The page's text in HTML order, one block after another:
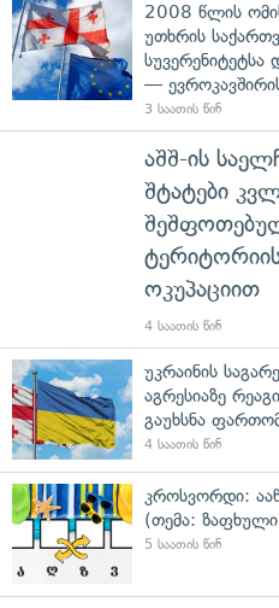
2008 წლის
უთხრის
—
3 საათის წინ
აშშ-ის
შტატები
ოკუპაციით
4 საათის წინ
უკრაინის
აგრესიაზე
გაუხსნა
4 საათის წინ
კროსვორდი:
(თემა:
5 საათის წინ